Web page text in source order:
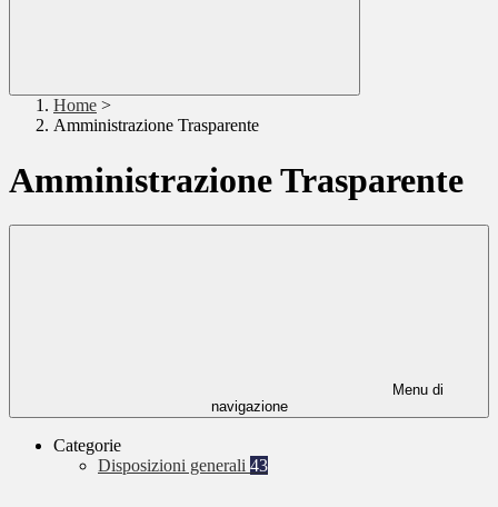
Home >
Amministrazione Trasparente
Amministrazione Trasparente
Menu di
navigazione
Categorie
Disposizioni generali 43